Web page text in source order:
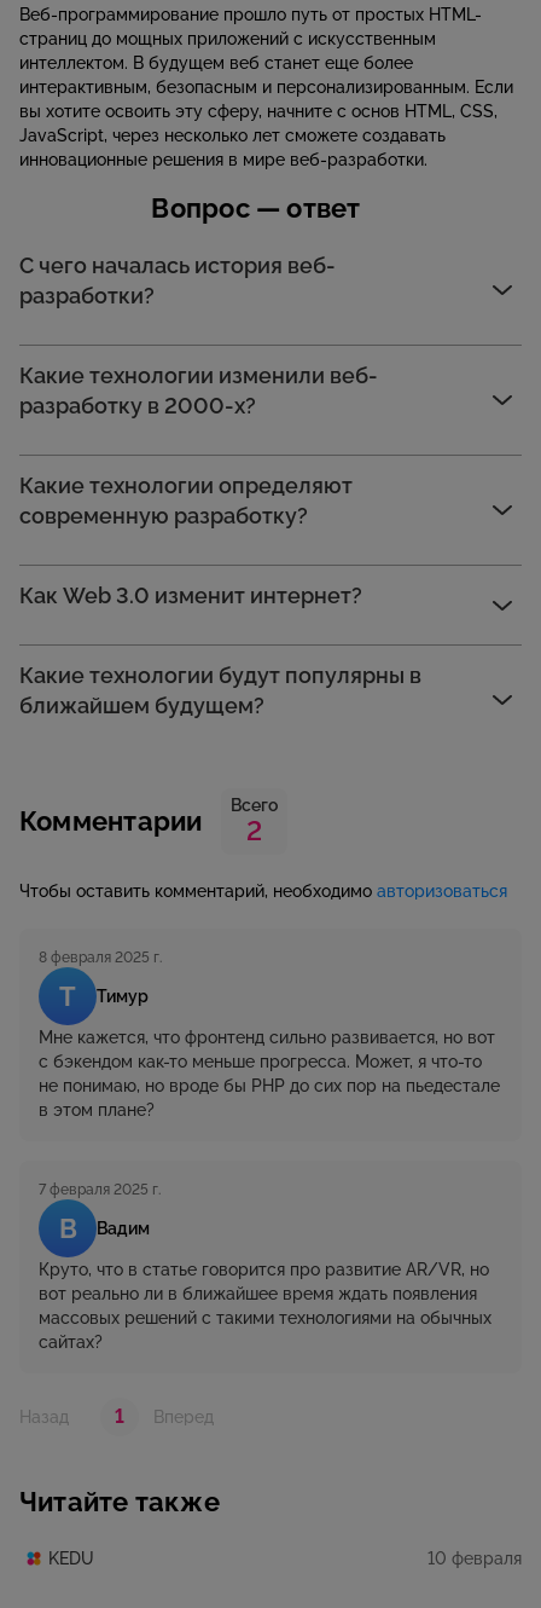
Веб-программирование прошло путь от простых HTML-
страниц до мощных приложений с искусственным
интеллектом. В будущем веб станет еще более
интерактивным, безопасным и персонализированным. Если
вы хотите освоить эту сферу, начните с основ HTML, CSS,
JavaScript, через несколько лет сможете создавать
инновационные решения в мире веб-разработки.
Вопрос — ответ
С чего началась история веб-
разработки?
Какие технологии изменили веб-
разработку в 2000-х?
Какие технологии определяют
современную разработку?
Как Web 3.0 изменит интернет?
Какие технологии будут популярны в
ближайшем будущем?
Комментарии Всего
2
Чтобы оставить комментарий, необходимо авторизоваться
Т Тимур
8 февраля 2025 г.
Мне кажется, что фронтенд сильно развивается, но вот
с бэкендом как-то меньше прогресса. Может, я что-то
не понимаю, но вроде бы PHP до сих пор на пьедестале
в этом плане?
В Вадим
7 февраля 2025 г.
Круто, что в статье говорится про развитие AR/VR, но
вот реально ли в ближайшее время ждать появления
массовых решений с такими технологиями на обычных
сайтах?
Назад 1 Вперед
Читайте также
KEDU 10 февраля